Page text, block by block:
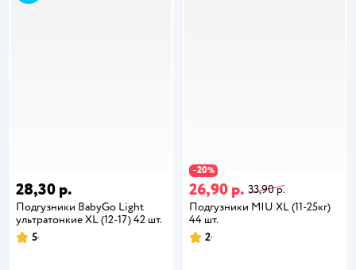
28,30 р.
Подгузники BabyGo Light
ультратонкие XL (12-17) 42 шт.
5
−20%
26,90 р. 33,90 р.
Подгузники MIU XL (11-25кг)
44 шт.
2